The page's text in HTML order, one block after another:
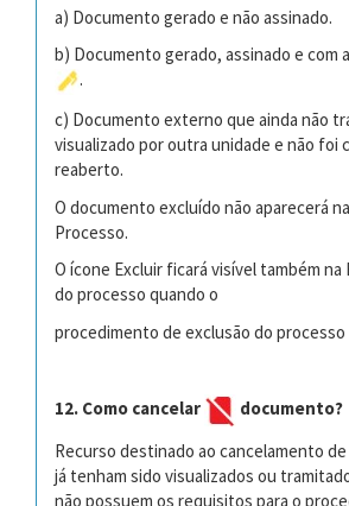
a) Documento gerado e não assinado.
b) Documento gerado, assinado e com
.
c) Documento externo que ainda não
visualizado por outra unidade e não foi
reaberto.
O documento excluído não aparecerá
Processo.
O ícone Excluir ficará visível também na
do processo quando o
procedimento de exclusão do
12. Como cancelar
documento?
Recurso destinado ao cancelamento
já tenham sido visualizados ou
não possuem os requisitos para o